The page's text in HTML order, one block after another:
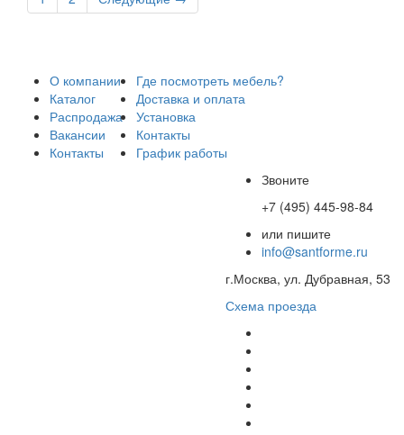
О компании
Каталог
Распродажа
Вакансии
Контакты
Где посмотреть мебель?
Доставка и оплата
Установка
Контакты
График работы
Звоните
+7 (495) 445-98-84
или пишите
info@santforme.ru
г.Москва, ул. Дубравная, 53
Схема проезда